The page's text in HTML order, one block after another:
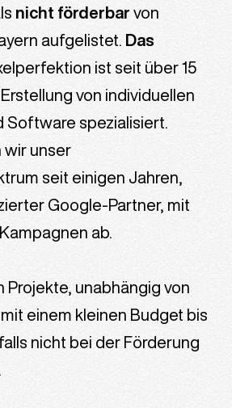
nicht förderbar von
aufgelistet. Das
ist seit über 15
von individuellen
Software spezialisiert.
wir unser
seit einigen Jahren,
Google-Partner, mit
ab.
Projekte, unabhängig von
einem kleinen Budget bis
nicht bei der Förderung